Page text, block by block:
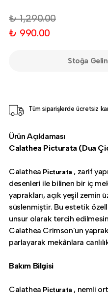
₺ 1,290.00
₺ 990.00
Stoğa
Tüm siparişlerde ücretsiz
Ürün Açıklaması
Calathea Picturata (Dua
Calathea Picturata , zarif
desenleri ile bilinen bir iç
yaprakları, açık yeşil zemin
süslenmiştir. Bu estetik
unsur olarak tercih
Calathea Crimson'un
parlayarak mekânlara
Bakım Bilgisi
Calathea Picturata , nemli